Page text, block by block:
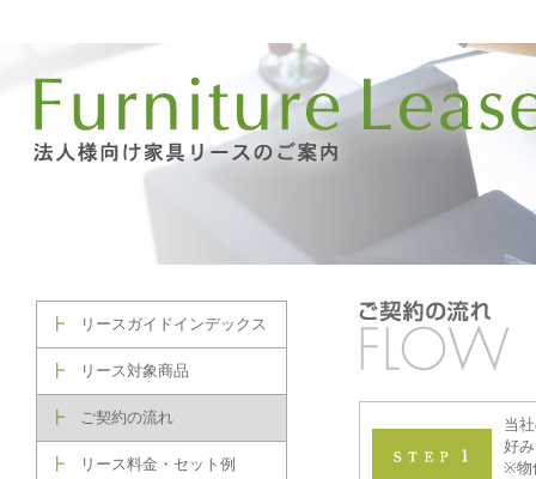
┣ リースガイドインデックス
┣ リース対象商品
┣ ご契約の流れ
┣ リース料金・セット例
当
好
※物